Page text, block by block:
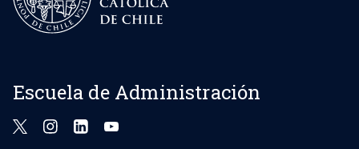
Escuela de Administración